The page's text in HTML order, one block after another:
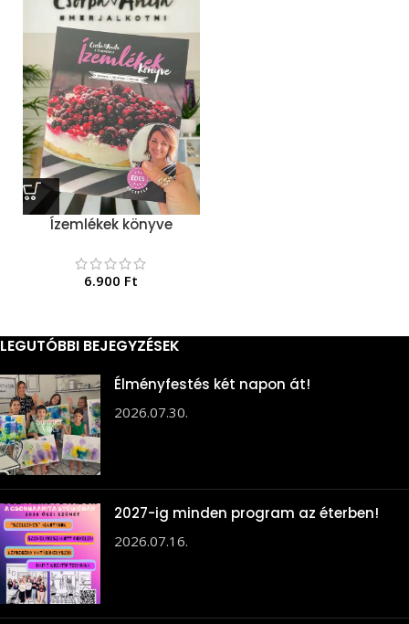
Ízemlékek könyve
6.900 Ft
LEGUTÓBBI BEJEGYZÉSEK
Élményfestés két napon át!
2026.07.30.
2027-ig minden program az éterben!
2026.07.16.